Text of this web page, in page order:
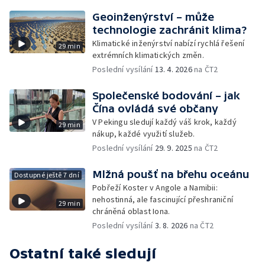
29 min
Geoinženýrství – může
technologie zachránit klima?
Klimatické inženýrství nabízí rychlá řešení
extrémních klimatických změn.
Poslední vysílání13. 4. 2026na ČT2
29 min
Společenské bodování – jak
Čína ovládá své občany
V Pekingu sledují každý váš krok, každý
nákup, každé využití služeb.
Poslední vysílání 29. 9. 2025 na ČT2
Dostupné ještě 7 dní
29 min
Mlžná poušť na břehu oceánu
Pobřeží Koster v Angole a Namibii:
nehostinná, ale fascinující přeshraniční
chráněná oblast Iona.
Poslední vysílání3. 8. 2026 na ČT2
Ostatní také sledují